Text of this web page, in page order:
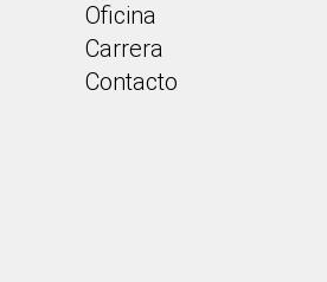
Oficina
Carrera
Contacto